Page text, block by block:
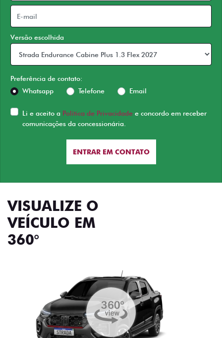
Versão escolhida
Preferência de contato:
Whatsapp
Telefone Email
Li e aceito a Política de Privacidade e concordo em receber
comunicações da concessionária.
ENTRAR EM CONTATO
VISUALIZE O
VEÍCULO EM
360°